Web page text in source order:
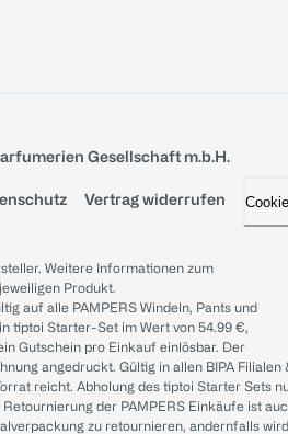
Gesellschaft m.b.H.
Vertrag widerrufen
Weitere Informationen zum
Produkt.
auf alle PAMPERS Windeln, Pants und
tiptoi Starter-Set im Wert von 54.99 €,
Gutschein pro Einkauf einlösbar. Der
angedruckt. Gültig in allen BIPA Filialen
reicht. Abholung des tiptoi Starter Sets
Retournierung der PAMPERS Einkäufe ist
zu retournieren, andernfalls wird